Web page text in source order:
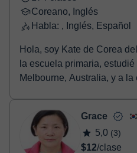
Coreano, Inglés
Habla: , Inglés, Español
Hola, soy Kate de Corea
la escuela primaria,
Melbourne, Australia, y a
Grace
5,0 (3)
$12/clase